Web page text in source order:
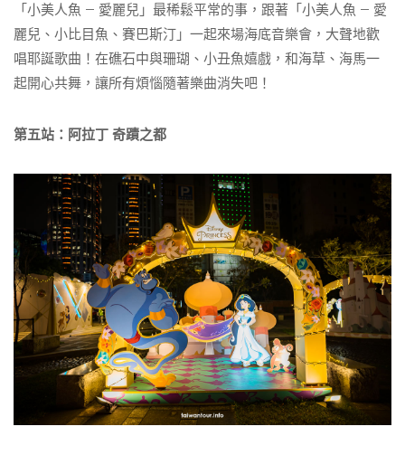
「小美人魚 – 愛麗兒」最稀鬆平常的事，跟著「小美人魚 – 愛
麗兒、小比目魚、賽巴斯汀」一起來場海底音樂會，大聲地歡
唱耶誕歌曲！在礁石中與珊瑚、小丑魚嬉戲，和海草、海馬一
起開心共舞，讓所有煩惱隨著樂曲消失吧！
第五站：阿拉丁 奇蹟之都